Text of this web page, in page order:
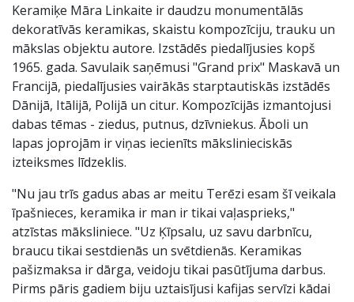
Keramiķe Māra Linkaite ir daudzu monumentālās
dekoratīvās keramikas, skaistu kompozīciju, trauku un
mākslas objektu autore. Izstādēs piedalījusies kopš
1965. gada. Savulaik saņēmusi "Grand prix" Maskavā un
Francijā, piedalījusies vairākās starptautiskās izstādēs
Dānijā, Itālijā, Polijā un citur. Kompozīcijās izmantojusi
dabas tēmas - ziedus, putnus, dzīvniekus. Āboli un
lapas joprojām ir viņas iecienīts mākslinieciskās
izteiksmes līdzeklis.
"Nu jau trīs gadus abas ar meitu Terēzi esam šī veikala
īpašnieces, keramika ir man ir tikai vaļasprieks,"
atzīstas māksliniece. "Uz Ķīpsalu, uz savu darbnīcu,
braucu tikai sestdienās un svētdienās. Keramikas
pašizmaksa ir dārga, veidoju tikai pasūtījuma darbus.
Pirms pāris gadiem biju uztaisījusi kafijas servīzi kādai